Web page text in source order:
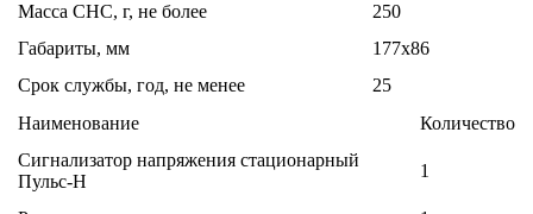
Масса СНС, г, не более
250
Габариты, мм
177x86
Срок службы, год, не менее
25
Наименование
Количество
Сигнализатор напряжения стационарный
Пульс-Н
1